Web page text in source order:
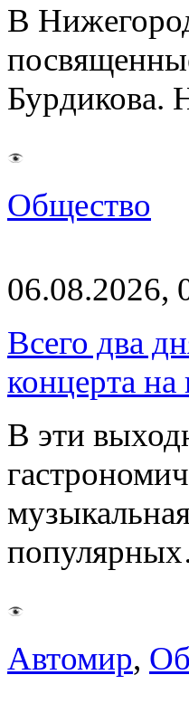
В
Бурдикова.
Общество
06.08.2026,
Всего два
концерта
В эти
Автомир,